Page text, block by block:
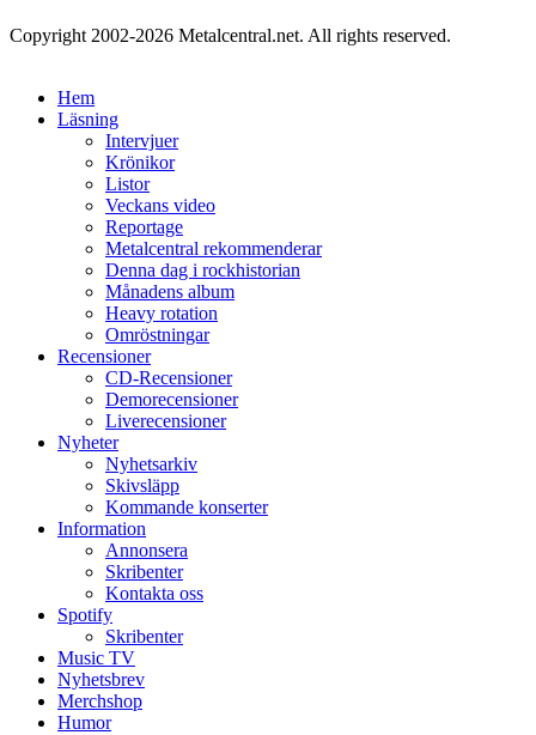
Copyright 2002-2026 Metalcentral.net. All rights reserved.
Hem
Läsning
Intervjuer
Krönikor
Listor
Veckans video
Reportage
Metalcentral rekommenderar
Denna dag i rockhistorian
Månadens album
Heavy rotation
Omröstningar
Recensioner
CD-Recensioner
Demorecensioner
Liverecensioner
Nyheter
Nyhetsarkiv
Skivsläpp
Kommande konserter
Information
Annonsera
Skribenter
Kontakta oss
Spotify
Skribenter
Music TV
Nyhetsbrev
Merchshop
Humor